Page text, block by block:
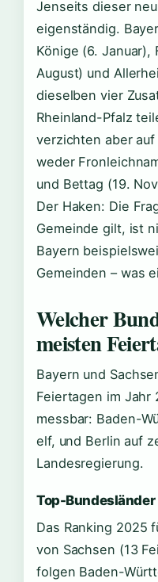
Jenseits dieser
eigenständig.
Könige (6. Januar),
August) und
dieselben vier
Rheinland-Pfalz
verzichten aber
weder
und Bettag (19.
Der Haken: Die
Gemeinde gilt, ist
Bayern
Gemeinden – was
Welcher
meisten
Bayern und
Feiertagen im Jahr
messbar: Baden-
elf, und Berlin auf
Landesregierung.
Top-Bundesländer
Das Ranking 2025
von Sachsen (13
folgen Baden-